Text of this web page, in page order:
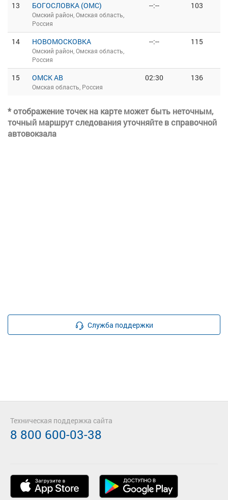
13 БОГОСЛОВКА (ОМС)
Омский район, Омская область,
Россия
--:-- 103
14 НОВОМОСКОВКА
Омский район, Омская область,
Россия
--:-- 115
15 ОМСК АВ
Омская область, Россия
02:30 136
* отображение точек на карте может быть неточным,
точный маршрут следования уточняйте в справочной
автовокзала
Служба поддержки
Техническая поддержка сайта
8 800 600-03-38